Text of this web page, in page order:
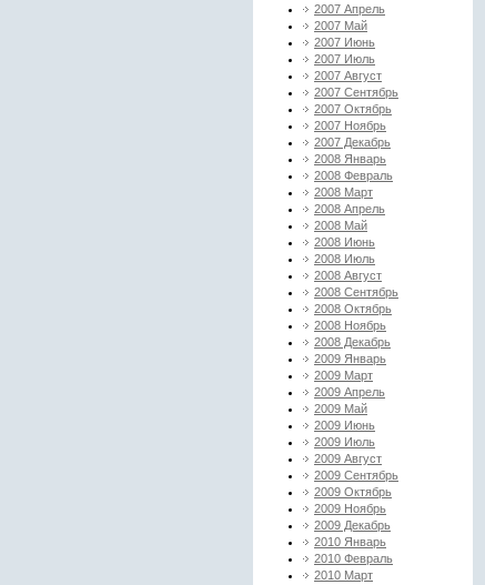
2007 Апрель
2007 Май
2007 Июнь
2007 Июль
2007 Август
2007 Сентябрь
2007 Октябрь
2007 Ноябрь
2007 Декабрь
2008 Январь
2008 Февраль
2008 Март
2008 Апрель
2008 Май
2008 Июнь
2008 Июль
2008 Август
2008 Сентябрь
2008 Октябрь
2008 Ноябрь
2008 Декабрь
2009 Январь
2009 Март
2009 Апрель
2009 Май
2009 Июнь
2009 Июль
2009 Август
2009 Сентябрь
2009 Октябрь
2009 Ноябрь
2009 Декабрь
2010 Январь
2010 Февраль
2010 Март